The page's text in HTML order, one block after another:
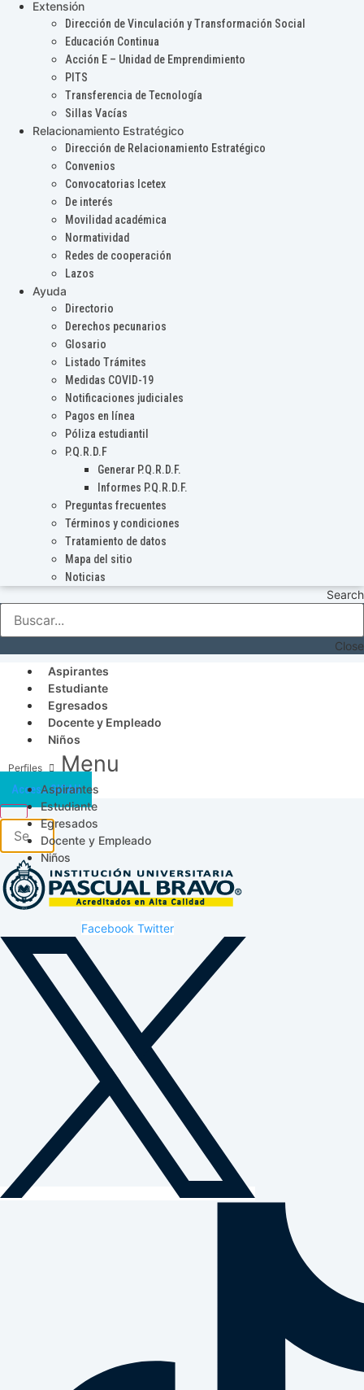
Extensión
Dirección de Vinculación y Transformación Social
Educación Continua
Acción E – Unidad de Emprendimiento
PITS
Transferencia de Tecnología
Sillas Vacías
Relacionamiento Estratégico
Dirección de Relacionamiento Estratégico
Convenios
Convocatorias Icetex
De interés
Movilidad académica
Normatividad
Redes de cooperación
Lazos
Ayuda
Directorio
Derechos pecunarios
Glosario
Listado Trámites
Medidas COVID-19
Notificaciones judiciales
Pagos en línea
Póliza estudiantil
P.Q.R.D.F
Generar P.Q.R.D.F.
Informes P.Q.R.D.F.
Preguntas frecuentes
Términos y condiciones
Tratamiento de datos
Mapa del sitio
Noticias
Search
Close
Aspirantes
Estudiante
Egresados
Docente y Empleado
Niños
Menu
Aspirantes
Estudiante
Egresados
Docente y Empleado
Niños
Acceso SICAU
Facebook Twitter